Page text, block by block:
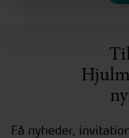
Få nyheder,